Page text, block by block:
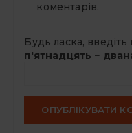
коментарів.
Будь ласка,
п'ятнадцять −